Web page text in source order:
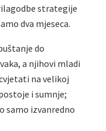
strategije
dva mjeseca.
do
a njihovi mladi
na velikoj
i sumnje;
samo izvanredno